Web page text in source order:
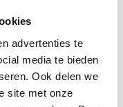
advertenties te
media te bieden
Ook delen we
site met onze